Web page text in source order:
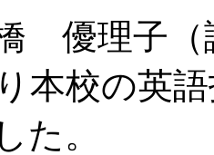
優理子（
本校の英
た。